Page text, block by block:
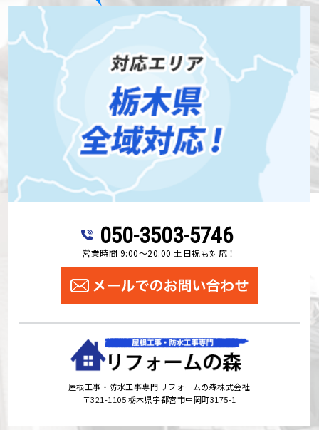
050-3503-5746
営業時間 9:00～20:00 土日祝も対応！
屋根工事・防水工事専門 リフォームの森株式会社
〒321-1105 栃木県宇都宮市中岡町3175-1